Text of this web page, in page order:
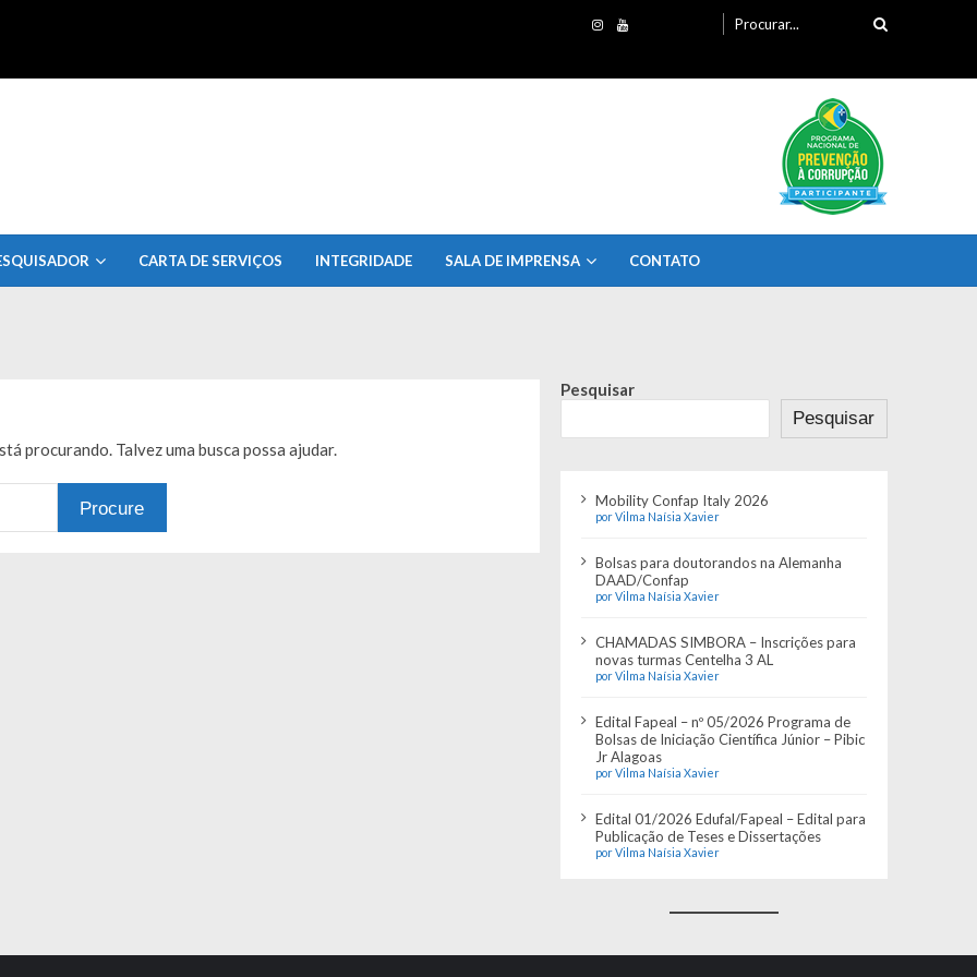
por:
CARTA DE SERVIÇOS INTEGRIDADE SALA DE IMPRENSA CONTATO
procurando. Talvez uma busca possa ajudar.
Pesquisar
Pesquisar
Mobility Confap Italy 2026
por Vilma Naísia Xavier
Bolsas para doutorandos na Alemanha
DAAD/Confap
por Vilma Naísia Xavier
CHAMADAS SIMBORA – Inscrições para
novas turmas Centelha 3 AL
por Vilma Naísia Xavier
Edital Fapeal – nº 05/2026 Programa de
Bolsas de Iniciação Científica Júnior – Pibic
Jr Alagoas
por Vilma Naísia Xavier
Edital 01/2026 Edufal/Fapeal – Edital para
Publicação de Teses e Dissertações
por Vilma Naísia Xavier